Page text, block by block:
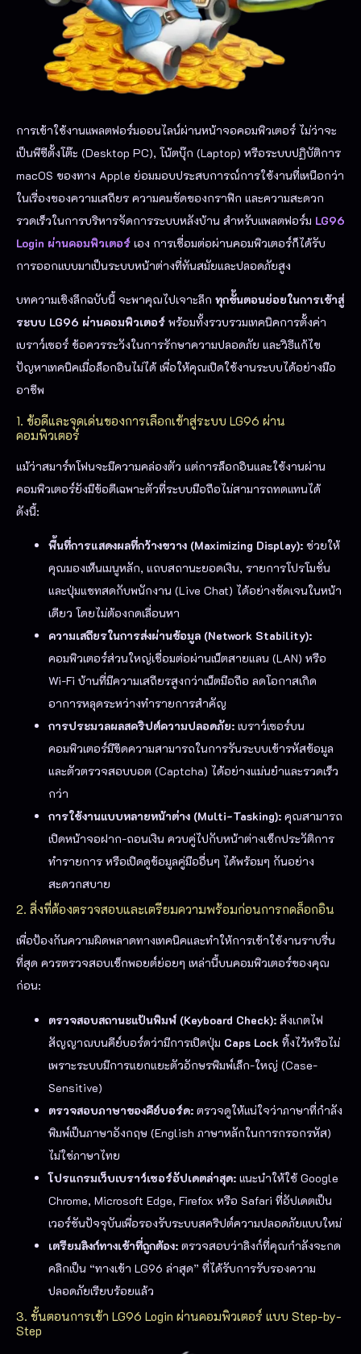
การเข้าใช้งานแพลตฟอร์มออนไลน์ผ่านหน้าจอคอมพิวเตอร์ ไม่ว่าจะ
เป็นพีซีตั้งโต๊ะ (Desktop PC), โน้ตบุ๊ก (Laptop) หรือระบบปฏิบัติการ
macOS ของทาง Apple ย่อมมอบประสบการณ์การใช้งานที่เหนือกว่า
ในเรื่องของความเสถียร ความคมชัดของกราฟิก และความสะดวก
รวดเร็วในการบริหารจัดการระบบหลังบ้าน สำหรับแพลตฟอร์ม LG96
Login ผ่านคอมพิวเตอร์ เอง การเชื่อมต่อผ่านคอมพิวเตอร์ก็ได้รับ
การออกแบบมาเป็นระบบหน้าต่างที่ทันสมัยและปลอดภัยสูง
บทความเชิงลึกฉบับนี้ จะพาคุณไปเจาะลึก ทุกขั้นตอนย่อยในการเข้าสู่
ระบบ LG96 ผ่านคอมพิวเตอร์ พร้อมทั้งรวบรวมเทคนิคการตั้งค่า
เบราว์เซอร์ ข้อควรระวังในการรักษาความปลอดภัย และวิธีแก้ไข
ปัญหาเทคนิคเมื่อล็อกอินไม่ได้ เพื่อให้คุณเปิดใช้งานระบบได้อย่างมือ
อาชีพ
1. ข้อดีและจุดเด่นของการเลือกเข้าสู่ระบบ LG96 ผ่าน
คอมพิวเตอร์
แม้ว่าสมาร์ทโฟนจะมีความคล่องตัว แต่การล็อกอินและใช้งานผ่าน
คอมพิวเตอร์ยังมีข้อดีเฉพาะตัวที่ระบบมือถือไม่สามารถทดแทนได้
ดังนี้:
พื้นที่การแสดงผลที่กว้างขวาง (Maximizing Display): ช่วยให้
คุณมองเห็นเมนูหลัก, แถบสถานะยอดเงิน, รายการโปรโมชั่น
และปุ่มแชทสดกับพนักงาน (Live Chat) ได้อย่างชัดเจนในหน้า
เดียว โดยไม่ต้องกดเลื่อนหา
ความเสถียรในการส่งผ่านข้อมูล (Network Stability):
คอมพิวเตอร์ส่วนใหญ่เชื่อมต่อผ่านเน็ตสายแลน (LAN) หรือ
Wi-Fi บ้านที่มีความเสถียรสูงกว่าเน็ตมือถือ ลดโอกาสเกิด
อาการหลุดระหว่างทำรายการสำคัญ
การประมวลผลสคริปต์ความปลอดภัย: เบราว์เซอร์บน
คอมพิวเตอร์มีขีดความสามารถในการรันระบบเข้ารหัสข้อมูล
และตัวตรวจสอบบอต (Captcha) ได้อย่างแม่นยำและรวดเร็ว
กว่า
การใช้งานแบบหลายหน้าต่าง (Multi-Tasking): คุณสามารถ
เปิดหน้าจอฝาก-ถอนเงิน ควบคู่ไปกับหน้าต่างเช็กประวัติการ
ทำรายการ หรือเปิดดูข้อมูลคู่มืออื่นๆ ได้พร้อมๆ กันอย่าง
สะดวกสบาย
2. สิ่งที่ต้องตรวจสอบและเตรียมความพร้อมก่อนการกดล็อกอิน
เพื่อป้องกันความผิดพลาดทางเทคนิคและทำให้การเข้าใช้งานราบรื่น
ที่สุด ควรตรวจสอบเช็กพอยต์ย่อยๆ เหล่านี้บนคอมพิวเตอร์ของคุณ
ก่อน:
ตรวจสอบสถานะแป้นพิมพ์ (Keyboard Check): สังเกตไฟ
สัญญาณบนคีย์บอร์ดว่ามีการเปิดปุ่ม Caps Lock ทิ้งไว้หรือไม่
เพราะระบบมีการแยกแยะตัวอักษรพิมพ์เล็ก-ใหญ่ (Case-
Sensitive)
ตรวจสอบภาษาของคีย์บอร์ด: ตรวจดูให้แน่ใจว่าภาษาที่กำลัง
พิมพ์เป็นภาษาอังกฤษ (English ภาษาหลักในการกรอกรหัส)
ไม่ใช่ภาษาไทย
โปรแกรมเว็บเบราว์เซอร์อัปเดตล่าสุด: แนะนำให้ใช้ Google
Chrome, Microsoft Edge, Firefox หรือ Safari ที่อัปเดตเป็น
เวอร์ชันปัจจุบันเพื่อรองรับระบบสคริปต์ความปลอดภัยแบบใหม่
เตรียมลิงก์ทางเข้าที่ถูกต้อง: ตรวจสอบว่าลิงก์ที่คุณกำลังจะกด
คลิกเป็น “ทางเข้า LG96 ล่าสุด” ที่ได้รับการรับรองความ
ปลอดภัยเรียบร้อยแล้ว
3. ขั้นตอนการเข้า LG96 Login ผ่านคอมพิวเตอร์ แบบ Step-by-
Step